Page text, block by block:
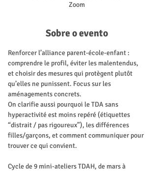
Zoom
Sobre o evento
Renforcer l’alliance parent-école-enfant :
comprendre le profil, éviter les malentendus,
et choisir des mesures qui protègent plutôt
qu’elles ne punissent. Focus sur les
aménagements concrets.
On clarifie aussi pourquoi le TDA sans
hyperactivité est moins repéré (étiquettes
“distrait / pas rigoureux”), les différences
filles/garçons, et comment communiquer pour
trouver ce qui convient.
Cycle de 9 mini-ateliers TDAH, de mars à